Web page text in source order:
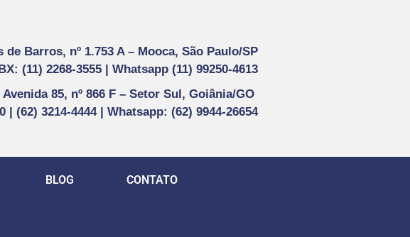
de Barros, nº 1.753 A – Mooca, São Paulo/SP
(11) 2268-3555 | Whatsapp (11) 99250-4613
Avenida 85, nº 866 F – Setor Sul, Goiânia/GO
| (62) 3214-4444 | Whatsapp: (62) 9944-26654
BLOG CONTATO